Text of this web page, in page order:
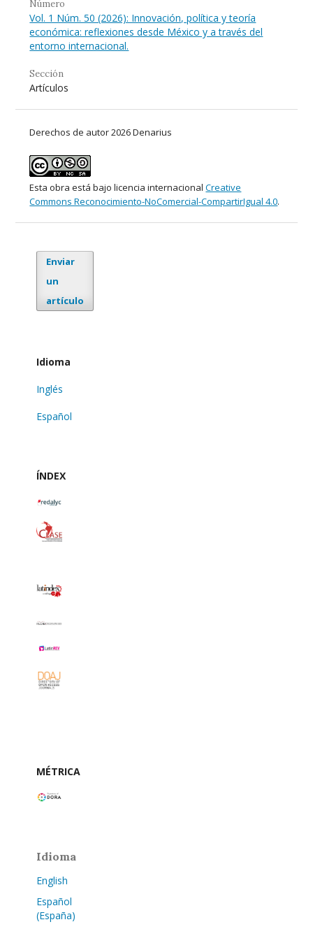
Número
Vol. 1 Núm. 50 (2026): Innovación, política y teoría
económica: reflexiones desde México y a través del
entorno internacional.
Sección
Artículos
Derechos de autor 2026 Denarius
Esta obra está bajo licencia internacionalCreative
Commons Reconocimiento-NoComercial-CompartirIgual 4.0.
Enviar
un
artículo
Idioma
Inglés
Español
ÍNDEX
MÉTRICA
Idioma
English
Español
(España)